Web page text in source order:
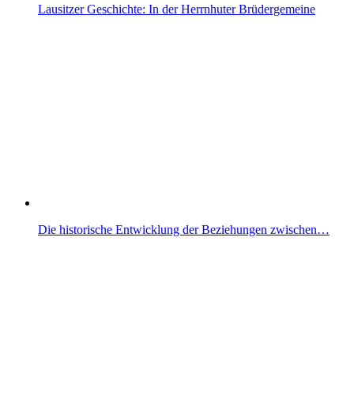
Lausitzer Geschichte: In der Herrnhuter Brüdergemeine
Die historische Entwicklung der Beziehungen zwischen…